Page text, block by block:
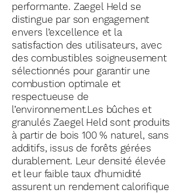
performante. Zaegel Held se
distingue par son engagement
envers l’excellence et la
satisfaction des utilisateurs, avec
des combustibles soigneusement
sélectionnés pour garantir une
combustion optimale et
respectueuse de
l’environnement.Les bûches et
granulés Zaegel Held sont produits
à partir de bois 100 % naturel, sans
additifs, issus de forêts gérées
durablement. Leur densité élevée
et leur faible taux d'humidité
assurent un rendement calorifique